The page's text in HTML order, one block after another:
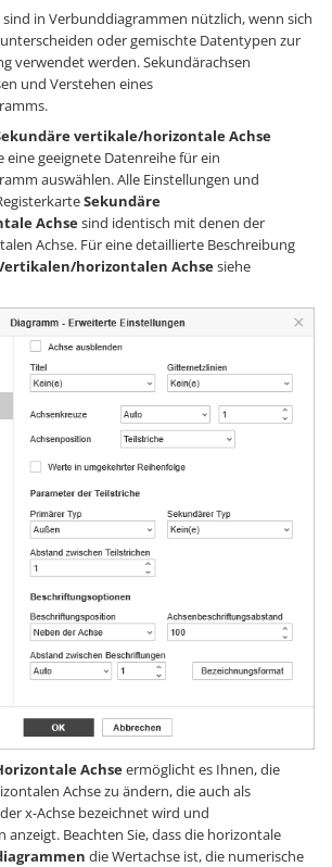
sind in Verbunddiagrammen nützlich, wenn sich
oder gemischte Datentypen zur
verwendet werden. Sekundärachsen
und Verstehen eines
vertikale/horizontale Achse
eine geeignete Datenreihe für ein
auswählen. Alle Einstellungen und
Sekundäre
Achsesind identisch mit denen der
Achse. Für eine detaillierte Beschreibung
horizontalen Achsesiehe
Achseermöglicht es Ihnen, die
Achse zu ändern, die auch als
x-Achse bezeichnet wird und
anzeigt. Beachten Sie, dass die horizontale
die Wertachse ist, die numerische